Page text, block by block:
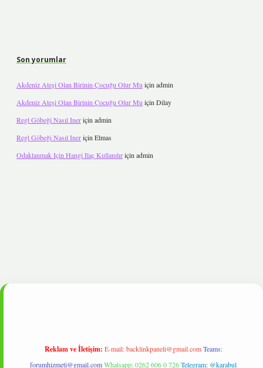
Son yorumlar
Akdeniz Ateşi Olan Birinin Çocuğu Olur Mu için admin
Akdeniz Ateşi Olan Birinin Çocuğu Olur Mu için Dilay
Regl Göbeği Nasıl Ineriçin admin
Regl Göbeği Nasıl Ineriçin Elmas
Odaklanmak Için Hangi Ilaç Kullanılıriçin admin
Reklam ve İletişim: E-mail:backlinkpaneli@gmail.com Teams:
forumhizmeti@gmail.comWhatsapp: 0262 606 0 726Telegram: @karabul